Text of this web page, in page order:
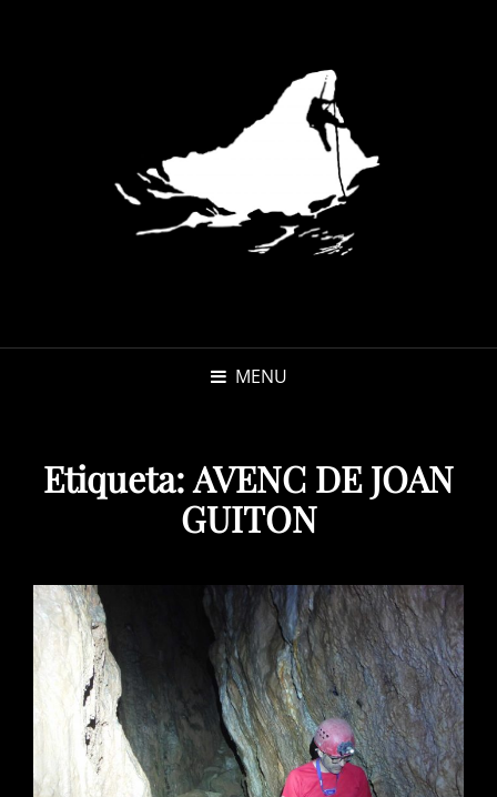
MENU
Etiqueta:AVENC DE JOAN
GUITON